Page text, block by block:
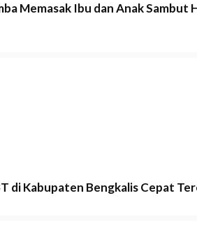
Memasak Ibu dan Anak Sambut
di Kabupaten Bengkalis Cepat